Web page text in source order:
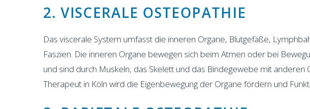
2. VISCERALE OSTEOPATHIE
Das viscerale System umfasst die inneren Organe, Blutgefäße,
Faszien. Die inneren Organe bewegen sich beim Atmen oder bei
und sind durch Muskeln, das Skelett und das Bindegewebe mit
Therapeut in Köln wird die Eigenbewegung der Organe fördern und